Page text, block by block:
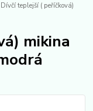
Dívčí teplejší ( peříčková)
mikina